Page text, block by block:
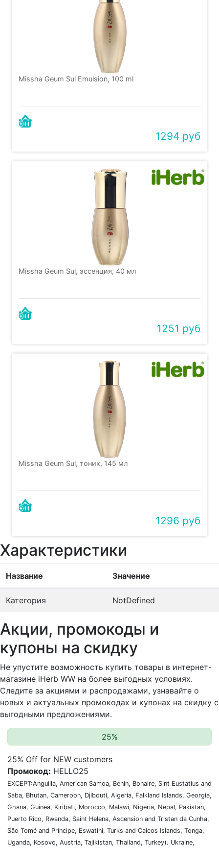
Missha Geum Sul Emulsion, 100 ml
1294 руб
Missha Geum Sul, эссенция, 40 мл
1251 руб
Missha Geum Sul, тоник, 145 мл
1296 руб
Характеристики
Название Значение
Категория NotDefined
Акции, промокоды и
купоны на скидку
Не упустите возможность купить товары в интернет-
магазине iHerb WW на более выгодных условиях.
Следите за акциями и распродажами, узнавайте о
новых и актуальных промокодах и купонах на скидку с
выгодными предложениями.
25%
25% Off for NEW customers
Промокод: HELLO25
EXCEPT:Anguilla, American Samoa, Benin, Bonaire, Sint Eustatius and
Saba, Bhutan, Cameroon, Djibouti, Algeria, Falkland Islands, Georgia,
Ghana, Guinea, Kiribati, Morocco, Malawi, Nigeria, Nepal, Pakistan,
Puerto Rico, Rwanda, Saint Helena, Ascension and Tristan da Cunha,
São Tomé and Príncipe, Eswatini, Turks and Caicos Islands, Tonga,
Uganda, Kosovo, Austria, Tajikistan, Thailand, Turkey). Ukraine,